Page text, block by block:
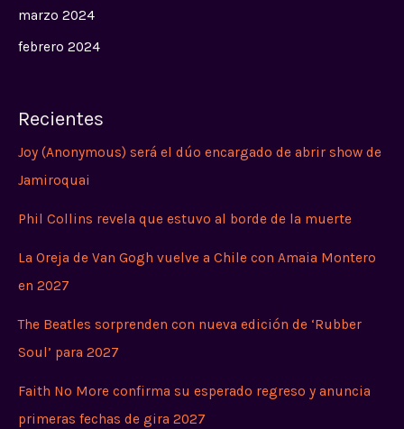
marzo 2024
febrero 2024
Recientes
Joy (Anonymous) será el dúo encargado de abrir show de
Jamiroquai
Phil Collins revela que estuvo al borde de la muerte
La Oreja de Van Gogh vuelve a Chile con Amaia Montero
en 2027
The Beatles sorprenden con nueva edición de ‘Rubber
Soul’ para 2027
Faith No More confirma su esperado regreso y anuncia
primeras fechas de gira 2027